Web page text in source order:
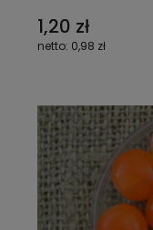
1,20 zł
0,98 zł